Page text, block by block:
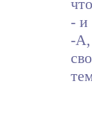
- и
-А,